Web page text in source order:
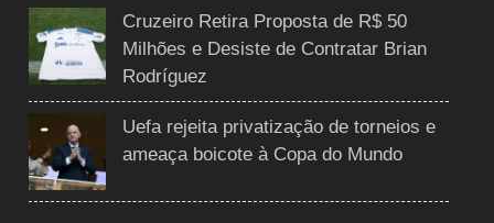
Cruzeiro Retira Proposta de R$ 50
Milhões e Desiste de Contratar Brian
Rodríguez
Uefa rejeita privatização de torneios e
ameaça boicote à Copa do Mundo